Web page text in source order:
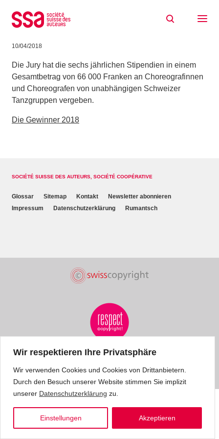
Wir respektieren Ihre Privatsphäre
Wir verwenden Cookies und Cookies von Drittanbietern.
Durch den Besuch unserer Website stimmen Sie implizit
unserer Datenschutzerklärung zu.
Einstellungen Akzeptieren
choreografische Projekte
10/04/2018
Die Jury hat die sechs jährlichen Stipendien in einem
Gesamtbetrag von 66 000 Franken an Choreografinnen
und Choreografen von unabhängigen Schweizer
Tanzgruppen vergeben.
Die Gewinner 2018
SOCIÉTÉ SUISSE DES AUTEURS, SOCIÉTÉ COOPÉRATIVE
Glossar Sitemap Kontakt
Newsletter abonnieren
Impressum
Datenschutzerklärung Rumantsch